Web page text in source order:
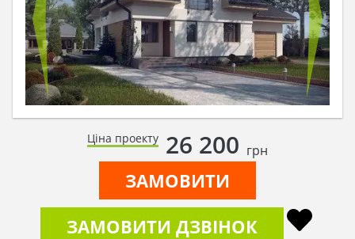
Ціна проекту 26 200 грн
ЗАМОВИТИ
ЗАМОВИТИ ДЗВІНОК